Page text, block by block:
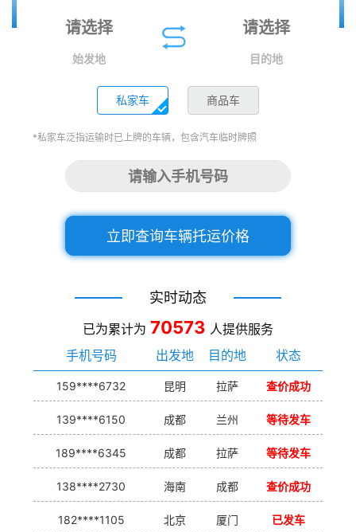
始发地 目的地
私家车 商品车
*私家车泛指运输时已上牌的车辆，包含汽车临时牌照
立即查询车辆托运价格
实时动态
已为累计为 70573 人提供服务
手机号码
出发地 目的地 状态
159****6732 昆明 拉萨 查价成功
139****6150 成都 兰州 等待发车
189****6345 成都 拉萨 等待发车
138****2730 海南 成都 查价成功
182****1105 北京 厦门 已发车